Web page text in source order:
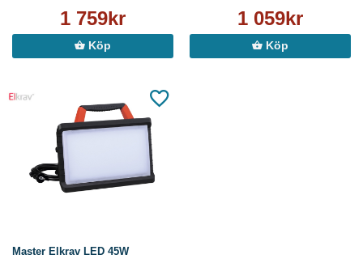
1 759kr
Köp
1 059kr
Köp
Master Elkrav LED 45W